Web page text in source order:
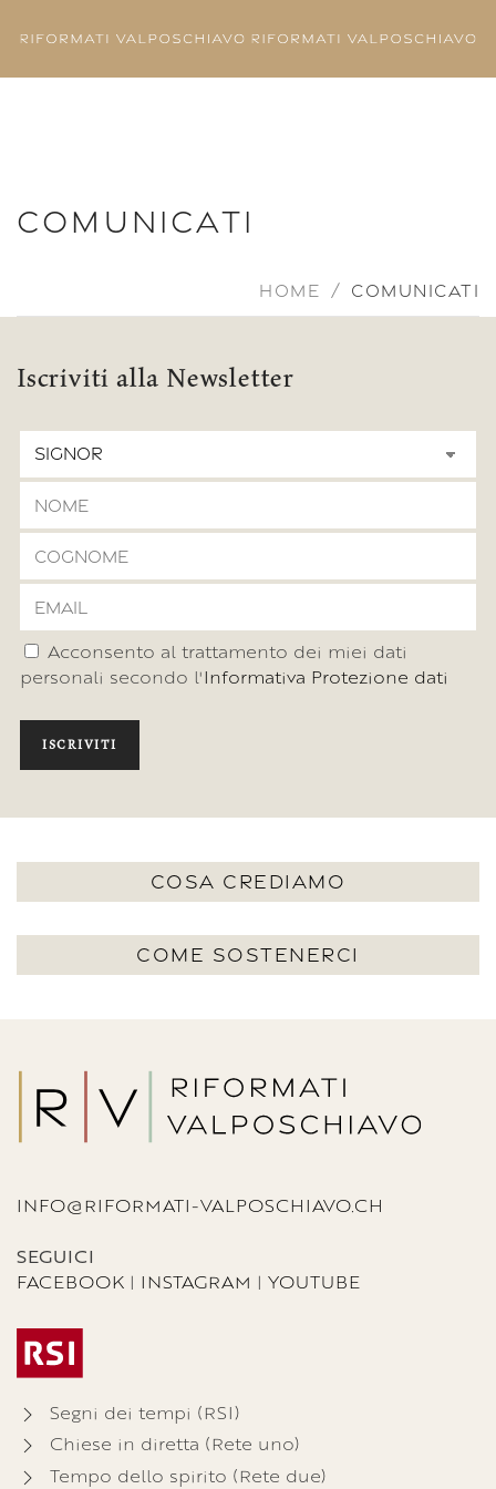
COMUNICATI
HOME COMUNICATI
Iscriviti alla Newsletter
Acconsento al trattamento dei miei dati
personali secondo l'Informativa Protezione dati
ISCRIVITI
COSA CREDIAMO
COME SOSTENERCI
INFO@RIFORMATI-VALPOSCHIAVO.CH
SEGUICI
FACEBOOK | INSTAGRAM | YOUTUBE
Segni dei tempi (RSI)
Chiese in diretta (Rete uno)
Tempo dello spirito (Rete due)